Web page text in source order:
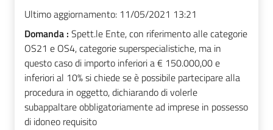
Ultimo aggiornamento: 11/05/2021 13:21
Domanda : Spett.le Ente, con riferimento alle categorie
OS21 e OS4, categorie superspecialistiche, ma in
questo caso di importo inferiori a € 150.000,00 e
inferiori al 10% si chiede se è possibile partecipare alla
procedura in oggetto, dichiarando di volerle
subappaltare obbligatoriamente ad imprese in possesso
di idoneo requisito